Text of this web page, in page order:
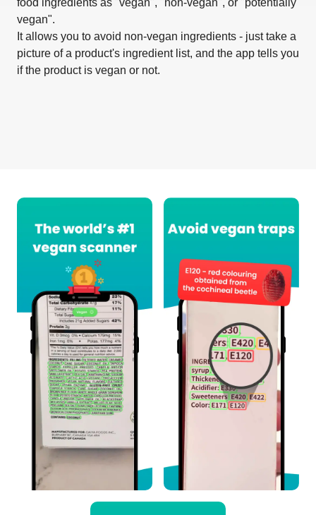
vegan".
It allows you to avoid non-vegan ingredients - just take a
picture of a product's ingredient list, and the app tells you
if the product is vegan or not.